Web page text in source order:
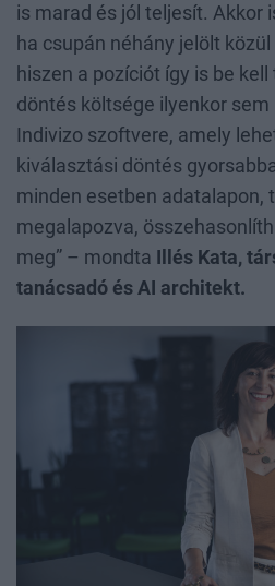
is marad és jól teljesít. Akkor
ha csupán néhány jelölt
hiszen a pozíciót így is be
döntés költsége ilyenkor sem
Indivizo szoftvere, amely
kiválasztási döntés
minden esetben adatalapon,
megalapozva,
meg” – mondta Illés Kata,
tanácsadó és AI architekt.